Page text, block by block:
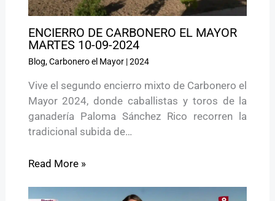
ENCIERRO DE CARBONERO EL MAYOR
MARTES 10-09-2024
Blog,Carbonero el Mayor|2024
Vive el segundo encierro mixto de Carbonero el
Mayor 2024, donde caballistas y toros de la
ganadería Paloma Sánchez Rico recorren la
tradicional subida de…
Read More »